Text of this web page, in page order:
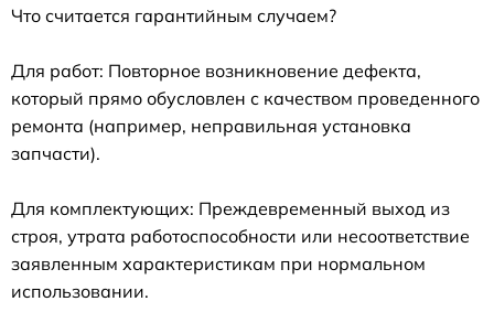
Что считается гарантийным случаем?
Для работ: Повторное возникновение дефекта,
который прямо обусловлен с качеством проведенного
ремонта (например, неправильная установка
запчасти).
Для комплектующих: Преждевременный выход из
строя, утрата работоспособности или несоответствие
заявленным характеристикам при нормальном
использовании.